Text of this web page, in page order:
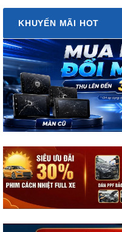
KHUYẾN MÃI HOT